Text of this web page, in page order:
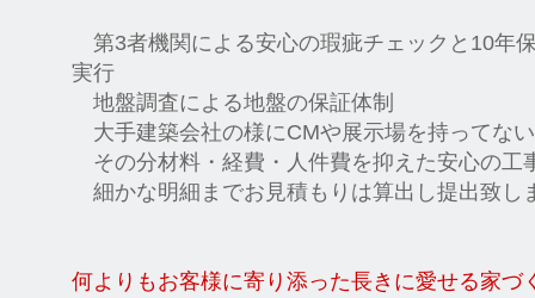
第3者機関による安心の瑕疵チェックと10年
実行
地盤調査による地盤の保証体制
大手建築会社の様にCMや展示場を持ってな
その分材料・経費・人件費を抑えた安心の工
細かな明細までお見積もりは算出し提出致し
何よりもお客様に寄り添った長きに愛せる家づ